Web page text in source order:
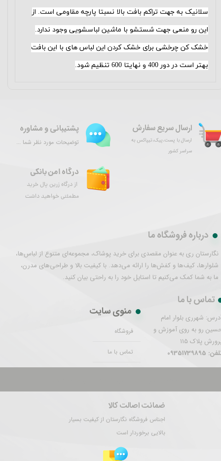
سلانیک به جهت تراکم بافت بالا نسبتا پارچه مقاومی است. از
این رو منعی جهت شستشو با ماشین لباسشویی وجود ندارد.
خشک کن چرخشی برای خشک کردن این لباس های با این بافت
بهتر است در دور 400 و نهایتا 600 تنظیم شود
.
ضمانت اصالت کالا
اجناس فروشگاه نگارستان از کیفیت بسیار
بالایی برخوردار است
ارسال سریع سفارش
ارسال با پست،پیک،تیپاکس به
سراسر کشور
درگاه امن بانکی
از درگاه زرین پال خرید
مطمئنی خواهید داشت
پشتیبانی و مشاوره
توضیحات مورد نظر شما ...
درباره فروشگاه ما
نگارستان ری به عنوان مقصدی برای خرید پوشاک، مجموعه‌ای متنوع از لباس‌ها،
شلوارها، کیف‌ها و کفش‌ها را ارائه می‌دهد. با کیفیت بالا و طراحی‌های مدرن،
ما به شما کمک می‌کنیم تا استایل خود را به راحتی بیان کنید.
تماس با ما
شهرری بلوار امام
رو به روی آموزش و
پلاک 115
09351739895
منوی سایت
فروشگاه
تماس با ما